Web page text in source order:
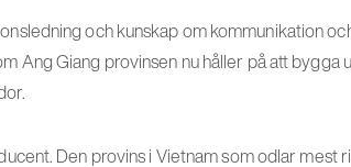
och kunskap om kommunikation
Ang Giang provinsen nu håller på att bygga
Den provins i Vietnam som odlar mest